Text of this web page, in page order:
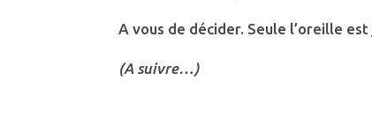
A vous de décider. Seule l’oreille est
(A suivre…)